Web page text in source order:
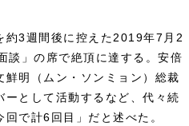
約3週間後に控えた2019年7月2
談」の席で絶頂に達する。安倍
明（ムン・ソンミョン）総裁
として活動するなど、代々続
で計6回目」だと述べた。